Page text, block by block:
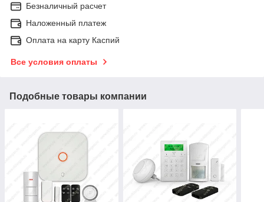
Безналичный расчет
Наложенный платеж
Оплата на карту Каспий
Все условия оплаты
Подобные товары компании